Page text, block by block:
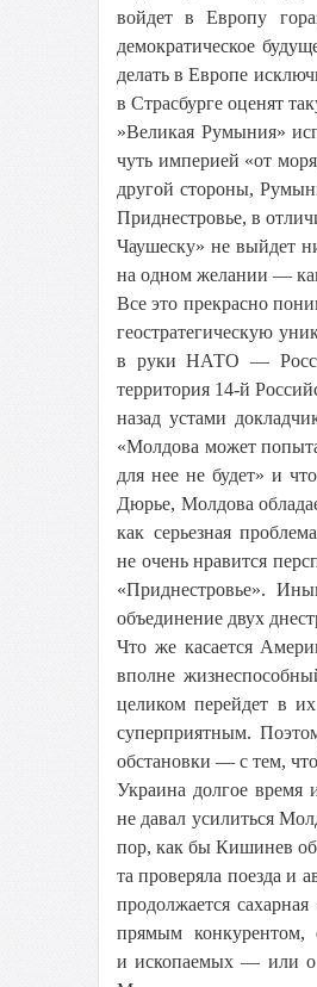
войдет в Европу
демократическое
делать в Европе
в Страсбурге оценят
»Великая Румыния»
чуть империей «от
другой стороны,
Приднестровье, в
Чаушеску» не выйдет
на одном желании —
Все это прекрасно
геостратегическую
в руки НАТО —
территория 14-й
назад устами
«Молдова может
для нее не будет» и
Дюрье, Молдова
как серьезная
не очень нравится
«Приднестровье».
объединение двух
Что же касается
вполне
целиком перейдет в
суперприятным.
обстановки — с тем,
Украина долгое время
не давал усилиться
пор, как бы Кишинев
та проверяла поезда и
продолжается
прямым
и ископаемых — или о